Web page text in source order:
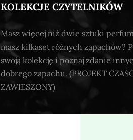
KOLEKCJE CZYTELNIKÓW
Masz więcej niż dwie sztuki
masz kilkaset różnych zapachów?
swoją kolekcję i poznaj zdanie
dobrego zapachu. (PROJEKT
ZAWIESZONY)